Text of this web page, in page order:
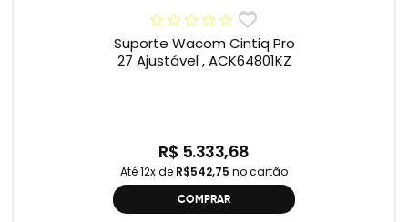
Suporte Wacom Cintiq Pro
27 Ajustável , ACK64801KZ
R$ 5.333,68
Até 12x de R$542,75 no cartão
COMPRAR